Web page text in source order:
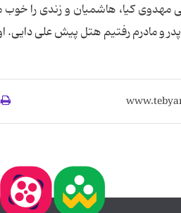
مهدوى كیا، هاشمیان و زندى را
و مادرم رفتیم هتل پیش على دایى.